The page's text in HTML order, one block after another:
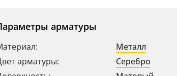
арматуры
Металл
арматуры:
Серебро